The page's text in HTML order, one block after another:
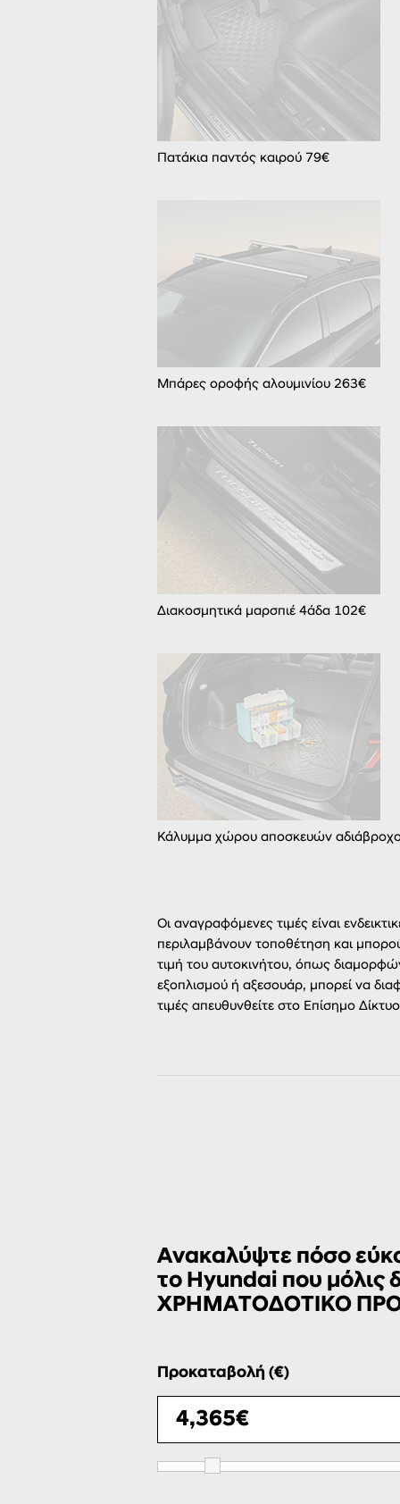
Πατάκια παντός καιρού 79€
Μπάρες οροφής αλουμινίου 263€
Διακοσμητικά μαρσπιέ 4άδα 102€
Κάλυμμα χώρου αποσκευών
Οι αναγραφόμενες τιμές είναι
περιλαμβάνουν τοποθέτηση και
τιμή του αυτοκινήτου, όπως
εξοπλισμού ή αξεσουάρ, μπορεί να
τιμές απευθυνθείτε στο Επίσημο
Ανακαλύψτε πόσο
το Hyundai που μόλις
ΧΡΗΜΑΤΟΔΟΤΙΚΟ
Προκαταβολή (€)